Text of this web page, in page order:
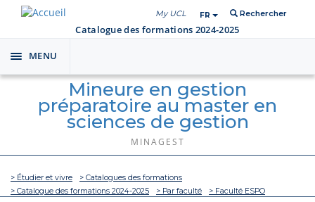
My UCL FR Rechercher
Catalogue des formations 2024-2025
Toggle
navigation
MENU
Mineure en gestion
préparatoire au master en
sciences de gestion
MINAGEST
> Étudier et vivre
> Catalogues des formations
> Catalogue des formations 2024-2025
> Par faculté > Faculté ESPO